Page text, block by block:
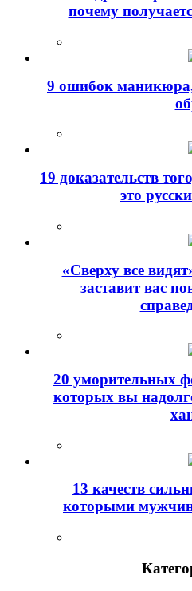
почему
9 ошибок
19 доказательств
это
«Сверху все
заставит вас
20 уморительных
которых вы
13 качеств
которыми